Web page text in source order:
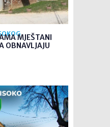
MJEŠTANI
OBNAVLJAJU